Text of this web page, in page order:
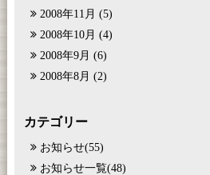
2008年11月 (5)
2008年10月 (4)
2008年9月 (6)
2008年8月 (2)
カテゴリー
お知らせ(55)
お知らせ一覧(48)